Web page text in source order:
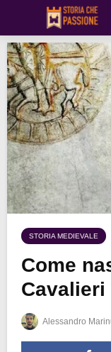
STORIA MEDIEVALE
Come
Cavalieri
Alessandro